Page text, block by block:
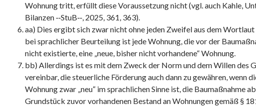
Wohnung tritt, erfüllt diese Voraussetzung nicht (vgl. auch Kahle,
Bilanzen ‑‑StuB‑‑, 2025, 361, 363).
aa) Dies ergibt sich zwar nicht ohne jeden Zweifel aus dem
bei sprachlicher Beurteilung ist jede Wohnung, die vor der
nicht existierte, eine „neue, bisher nicht vorhandene“ Wohnung.
bb) Allerdings ist es mit dem Zweck der Norm und dem Willen des
vereinbar, die steuerliche Förderung auch dann zu gewähren, wenn
Wohnung zwar „neu“ im sprachlichen Sinne ist, die Baumaßnahme
Grundstück zuvor vorhandenen Bestand an Wohnungen gemäß §